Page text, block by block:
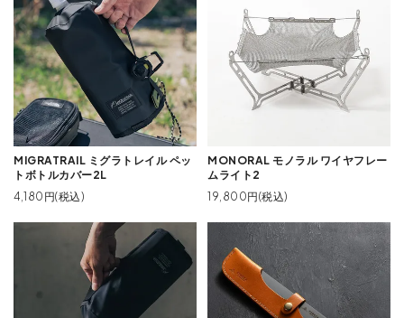
MIGRATRAIL ミグラトレイル ペッ
トボトルカバー2L
4,180円(税込)
MONORAL モノラル ワイヤフレー
ムライト2
19,800円(税込)